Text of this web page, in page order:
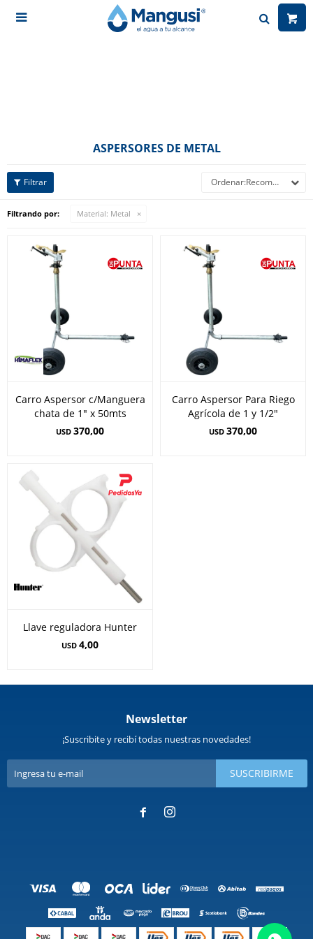

ASPERSORES DE METAL
Recomendados
Filtrando por: Material: Metal
Carro Aspersor c/Manguera
chata de 1" x 50mts
USD 370,00
Carro Aspersor Para Riego
Agrícola de 1 y 1/2"
USD 370,00
Llave reguladora Hunter
USD 4,00
Newsletter
¡Suscribite y recibí todas nuestras novedades!
SUSCRIBIRME
 